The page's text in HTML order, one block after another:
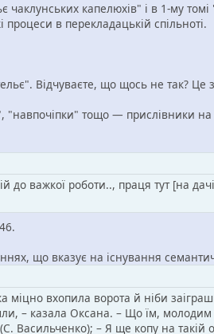
капелюхів" і в 1-му
в перекладацькій спільноті.
Відчуваєте, що щось не так? Це
тощо — прислівники на
важкої роботи.., праця тут [на
що вказує на існування
вхопила ворота й ніби
– казала Оксана. – Що їм,
– Я ще копу на такій